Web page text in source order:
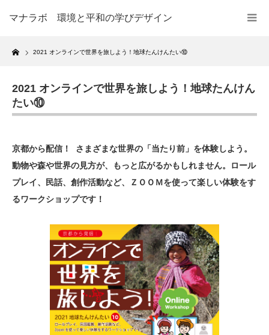
マナラボ 環境と平和の学びデザイン
Home
2021 オンラインで世界を旅しよう！地球たんけんたい⑩
2021 オンラインで世界を旅しよう！地球たんけん
たい⑩
京都から配信！ さまざまな世界の「当たり前」を体験しよう。
動物や森や世界の見方が、もっと広がるかもしれません。
ロール
プレイ、民話、創作活動など、
ＺＯＯＭを使って楽しい体験をす
るワークショップです！